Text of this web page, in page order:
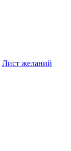
Лист желаний